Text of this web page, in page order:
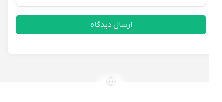
ارسال دیدگاه